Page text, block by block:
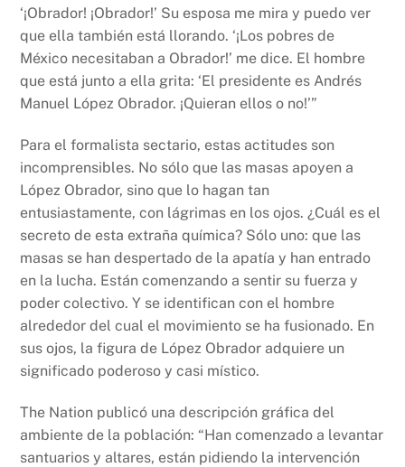
‘¡Obrador! ¡Obrador!’ Su esposa me mira y puedo ver
que ella también está llorando. ‘¡Los pobres de
México necesitaban a Obrador!’ me dice. El hombre
que está junto a ella grita: ‘El presidente es Andrés
Manuel López Obrador. ¡Quieran ellos o no!’”
Para el formalista sectario, estas actitudes son
incomprensibles. No sólo que las masas apoyen a
López Obrador, sino que lo hagan tan
entusiastamente, con lágrimas en los ojos. ¿Cuál es el
secreto de esta extraña química? Sólo uno: que las
masas se han despertado de la apatía y han entrado
en la lucha. Están comenzando a sentir su fuerza y
poder colectivo. Y se identifican con el hombre
alrededor del cual el movimiento se ha fusionado. En
sus ojos, la figura de López Obrador adquiere un
significado poderoso y casi místico.
The Nation publicó una descripción gráfica del
ambiente de la población: “Han comenzado a levantar
santuarios y altares, están pidiendo la intervención